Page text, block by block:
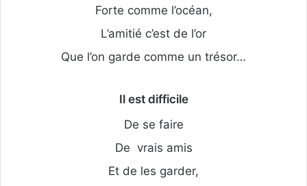
Forte comme l’océan,
L’amitié c’est de l’or
Que l’on garde comme un trésor…
Il est difficile
De se faire
De vrais amis
Et de les garder,